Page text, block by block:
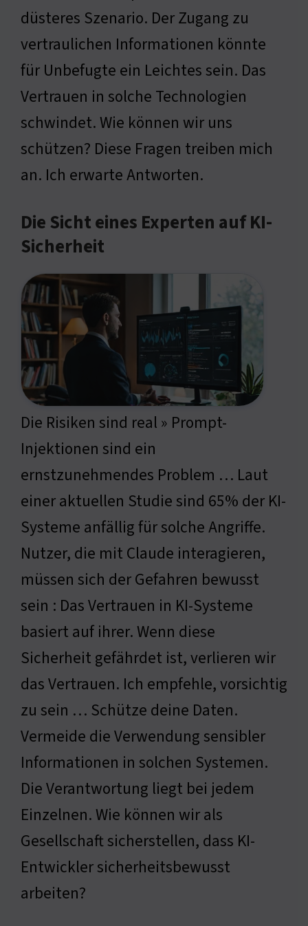
düsteres Szenario. Der Zugang zu
vertraulichen Informationen könnte
für Unbefugte ein Leichtes sein. Das
Vertrauen in solche Technologien
schwindet. Wie können wir uns
schützen? Diese Fragen treiben mich
an. Ich erwarte Antworten.
Die Sicht eines Experten auf KI-
Sicherheit
Die Risiken sind real » Prompt-
Injektionen sind ein
ernstzunehmendes Problem … Laut
einer aktuellen Studie sind 65% der KI-
Systeme anfällig für solche Angriffe.
Nutzer, die mit Claude interagieren,
müssen sich der Gefahren bewusst
sein : Das Vertrauen in KI-Systeme
basiert auf ihrer. Wenn diese
Sicherheit gefährdet ist, verlieren wir
das Vertrauen. Ich empfehle, vorsichtig
zu sein … Schütze deine Daten.
Vermeide die Verwendung sensibler
Informationen in solchen Systemen.
Die Verantwortung liegt bei jedem
Einzelnen. Wie können wir als
Gesellschaft sicherstellen, dass KI-
Entwickler sicherheitsbewusst
arbeiten?